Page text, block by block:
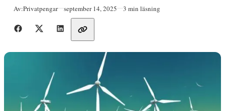
Av:Privatpengar Publicerad
september 14, 2025 3 min läsning
Dela med vänner